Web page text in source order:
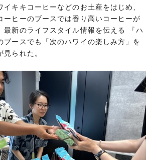
イキキコーヒーなどのお土産をはじめ、
ーヒーのブースでは香り高いコーヒーが
最新のライフスタイル情報を伝える 『ハ
ブースでも「次のハワイの楽しみ方」を
られた。